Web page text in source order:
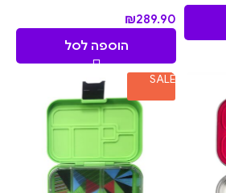
₪289.90
הוספה לסל
SALE